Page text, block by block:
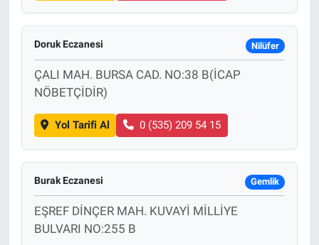
Doruk Eczanesi Nilüfer
ÇALI MAH. BURSA CAD. NO:38 B(İCAP
NÖBETÇİDİR)
Yol Tarifi Al 0 (535) 209 54 15
Burak Eczanesi Gemlik
EŞREF DİNÇER MAH. KUVAYİ MİLLİYE
BULVARI NO:255 B